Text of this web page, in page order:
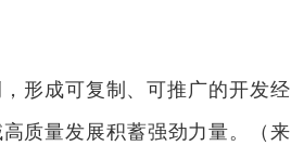
形成可复制、可推广的开发经
质量发展积蓄强劲力量。（来